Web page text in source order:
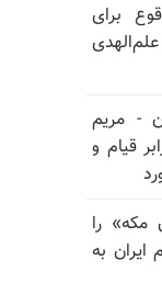
برای
- مریم
قیام و
مکه» را
ایران به